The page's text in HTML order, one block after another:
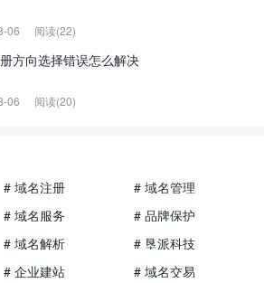
06 阅读(22)
方向选择错误怎么解决
06 阅读(20)
# 域名注册
# 域名管理
# 域名服务
# 品牌保护
# 域名解析
# 垦派科技
# 企业建站
# 域名交易